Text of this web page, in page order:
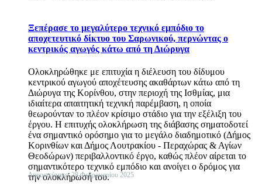
Ξεπέρασε το μεγαλύτερο τεχνικό εμπόδιο το
αποχετευτικό δίκτυο του Σαρωνικού, περνώντας ο
κεντρικός αγωγός κάτω από τη Διώρυγα
Ολοκληρώθηκε με επιτυχία η διέλευση του δίδυμου
κεντρικού αγωγού αποχέτευσης ακαθάρτων κάτω από τη
Διώρυγα της Κορίνθου, στην περιοχή της Ισθμίας, μια
ιδιαίτερα απαιτητική τεχνική παρέμβαση, η οποία
θεωρούνταν το πλέον κρίσιμο στάδιο για την εξέλιξη του
έργου. Η επιτυχής ολοκλήρωση της διάβασης σηματοδοτεί
ένα σημαντικό ορόσημο για το μεγάλο διαδημοτικό (Δήμος
Κορινθίων και Δήμος Λουτρακίου - Περαχώρας & Αγίων
Θεοδώρων) περιβαλλοντικό έργο, καθώς πλέον αίρεται το
σημαντικότερο τεχνικό εμπόδιο και ανοίγει ο δρόμος για
την ολοκλήρωσή του.
Δημοσιεύτηκε: 28 Φεβρουαρίου 2025